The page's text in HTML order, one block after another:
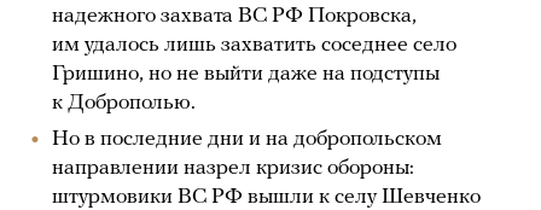
надежного захвата ВС РФ Покровска,
им удалось лишь захватить соседнее село
Гришино, но не выйти даже на подступы
к Доброполью.
Но в последние дни и на добропольском
направлении назрел кризис обороны:
штурмовики ВС РФ вышли к селу Шевченко